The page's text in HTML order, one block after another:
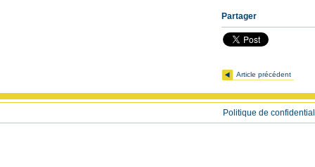
Partager
Article précédent
Politique de